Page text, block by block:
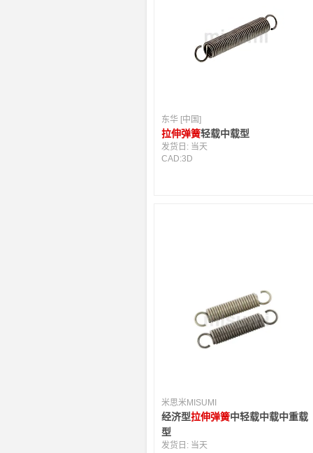
东华 [中国]
拉伸弹簧轻载中载型
发货日: 当天
CAD:3D
米思米MISUMI
经济型拉伸弹簧中轻载中载中重载
型
发货日: 当天